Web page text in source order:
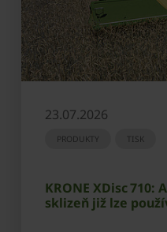
23.07.2026
PRODUKTY TISK
KRONE XDisc
sklizeň již lze